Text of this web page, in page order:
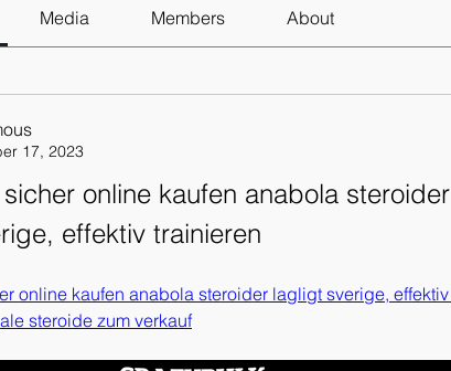
Media Members About
17, 2023
online kaufen anabola steroider
effektiv trainieren
online kaufen anabola steroider lagligt sverige, effektiv
steroide zum verkauf